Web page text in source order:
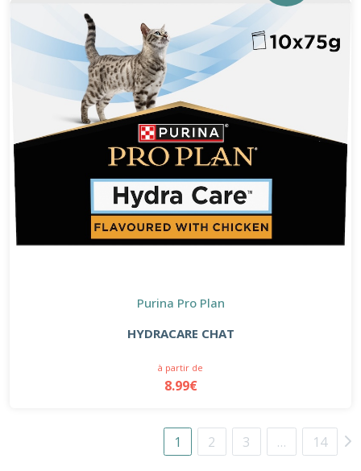
Purina Pro Plan
HYDRACARE CHAT
à partir de
8.99€
1 2 3 … 14